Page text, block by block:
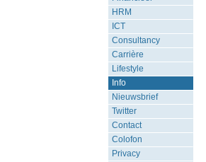
HRM
ICT
Consultancy
Carrière
Lifestyle
Info
Nieuwsbrief
Twitter
Contact
Colofon
Privacy